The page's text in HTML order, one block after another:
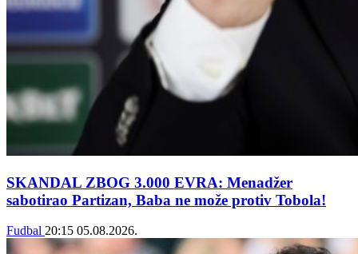
SKANDAL ZBOG 3.000 EVRA: Menadžer
sabotirao Partizan, Baba ne može protiv Tobola!
Fudbal 20:15 05.08.2026.